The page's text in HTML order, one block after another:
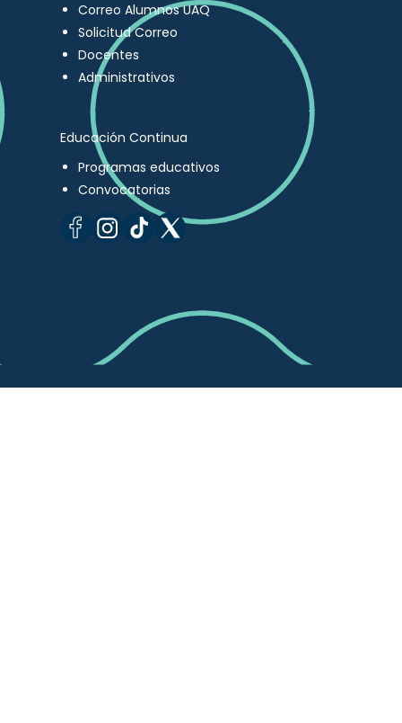
Correo Alumnos UAQ
Solicitud Correo
Docentes
Administrativos
Educación Continua
Programas educativos
Convocatorias